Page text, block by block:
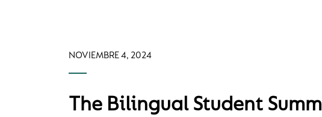
NOVIEMBRE 4, 2024
The Bilingual Student